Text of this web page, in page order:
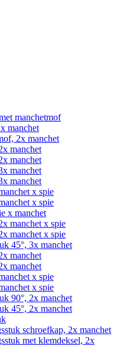
manchetmof
manchet
2x manchet
manchet
manchet
manchet
manchet
x spie
x spie
x manchet
manchet x spie
manchet x spie
45°, 3x manchet
manchet
manchet
x spie
x spie
90°, 2x manchet
45°, 2x manchet
schroefkap, 2x manchet
met klemdeksel, 2x